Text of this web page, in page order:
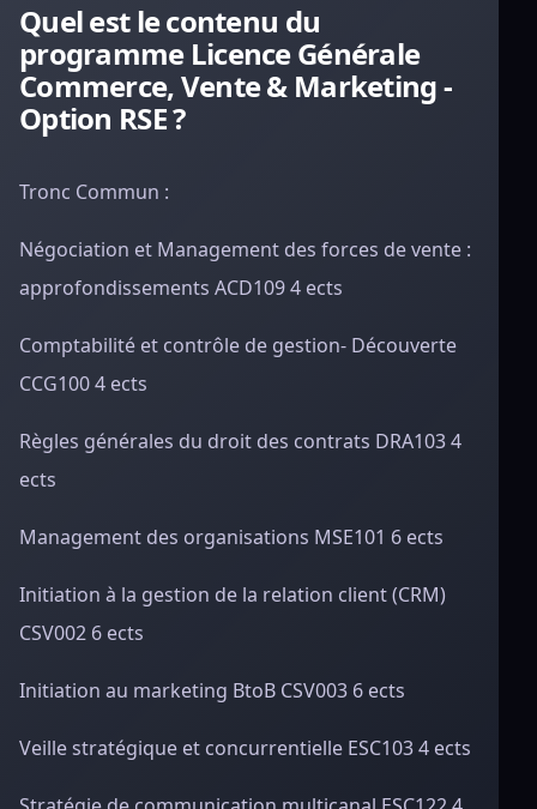
Quel est le contenu du
programme Licence Générale
Commerce, Vente & Marketing -
Option RSE ?
Tronc Commun :
Négociation et Management des forces de vente :
approfondissements ACD109 4 ects
Comptabilité et contrôle de gestion- Découverte
CCG100 4 ects
Règles générales du droit des contrats DRA103 4
ects
Management des organisations MSE101 6 ects
Initiation à la gestion de la relation client (CRM)
CSV002 6 ects
Initiation au marketing BtoB CSV003 6 ects
Veille stratégique et concurrentielle ESC103 4 ects